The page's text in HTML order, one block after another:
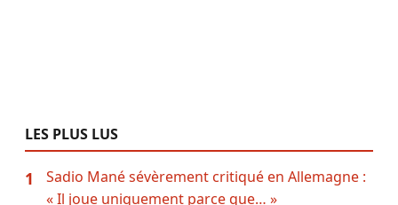
LES PLUS LUS
1
Sadio Mané sévèrement critiqué en Allemagne :
« Il joue uniquement parce que… »